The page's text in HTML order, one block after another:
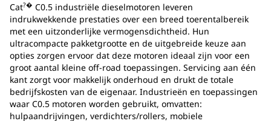
Cat?� C0.5 industriële dieselmotoren leveren
indrukwekkende prestaties over een breed toerentalbereik
met een uitzonderlijke vermogensdichtheid. Hun
ultracompacte pakketgrootte en de uitgebreide keuze aan
opties zorgen ervoor dat deze motoren ideaal zijn voor een
groot aantal kleine off-road toepassingen. Servicing aan één
kant zorgt voor makkelijk onderhoud en drukt de totale
bedrijfskosten van de eigenaar. Industrieën en toepassingen
waar C0.5 motoren worden gebruikt, omvatten:
hulpaandrijvingen, verdichters/rollers, mobiele